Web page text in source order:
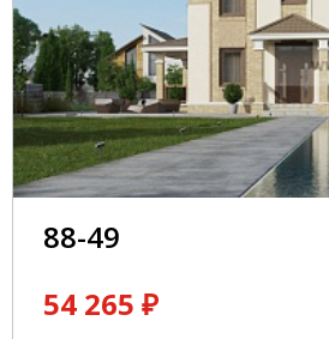
88-49
54 265 ₽